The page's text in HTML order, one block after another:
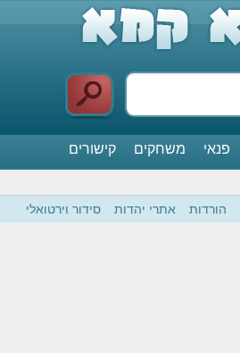
פנאי משחקים
קישורים
הורדות אתרי יהדות סידור וירטואלי